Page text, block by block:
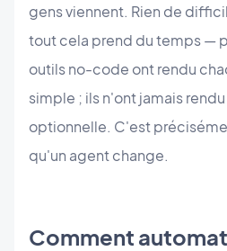
gens viennent. Rien de
tout cela prend du temps —
outils no-code ont rendu
simple ; ils n'ont jamais
optionnelle. C'est
qu'un agent change.
Comment